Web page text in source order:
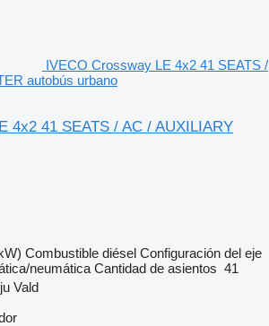
IVECO Crossway LE 4x2 41 SEATS /
autobús urbano
4x2 41 SEATS / AC / AUXILIARY
Combustible diésel Configuración del eje
neumática Cantidad de asientos 41
Vald